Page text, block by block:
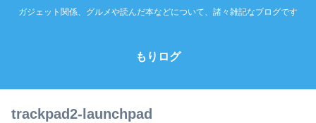
ガジェット関係、グルメや読んだ本などについて、諸々雑記なブログです
もりログ
trackpad2-launchpad